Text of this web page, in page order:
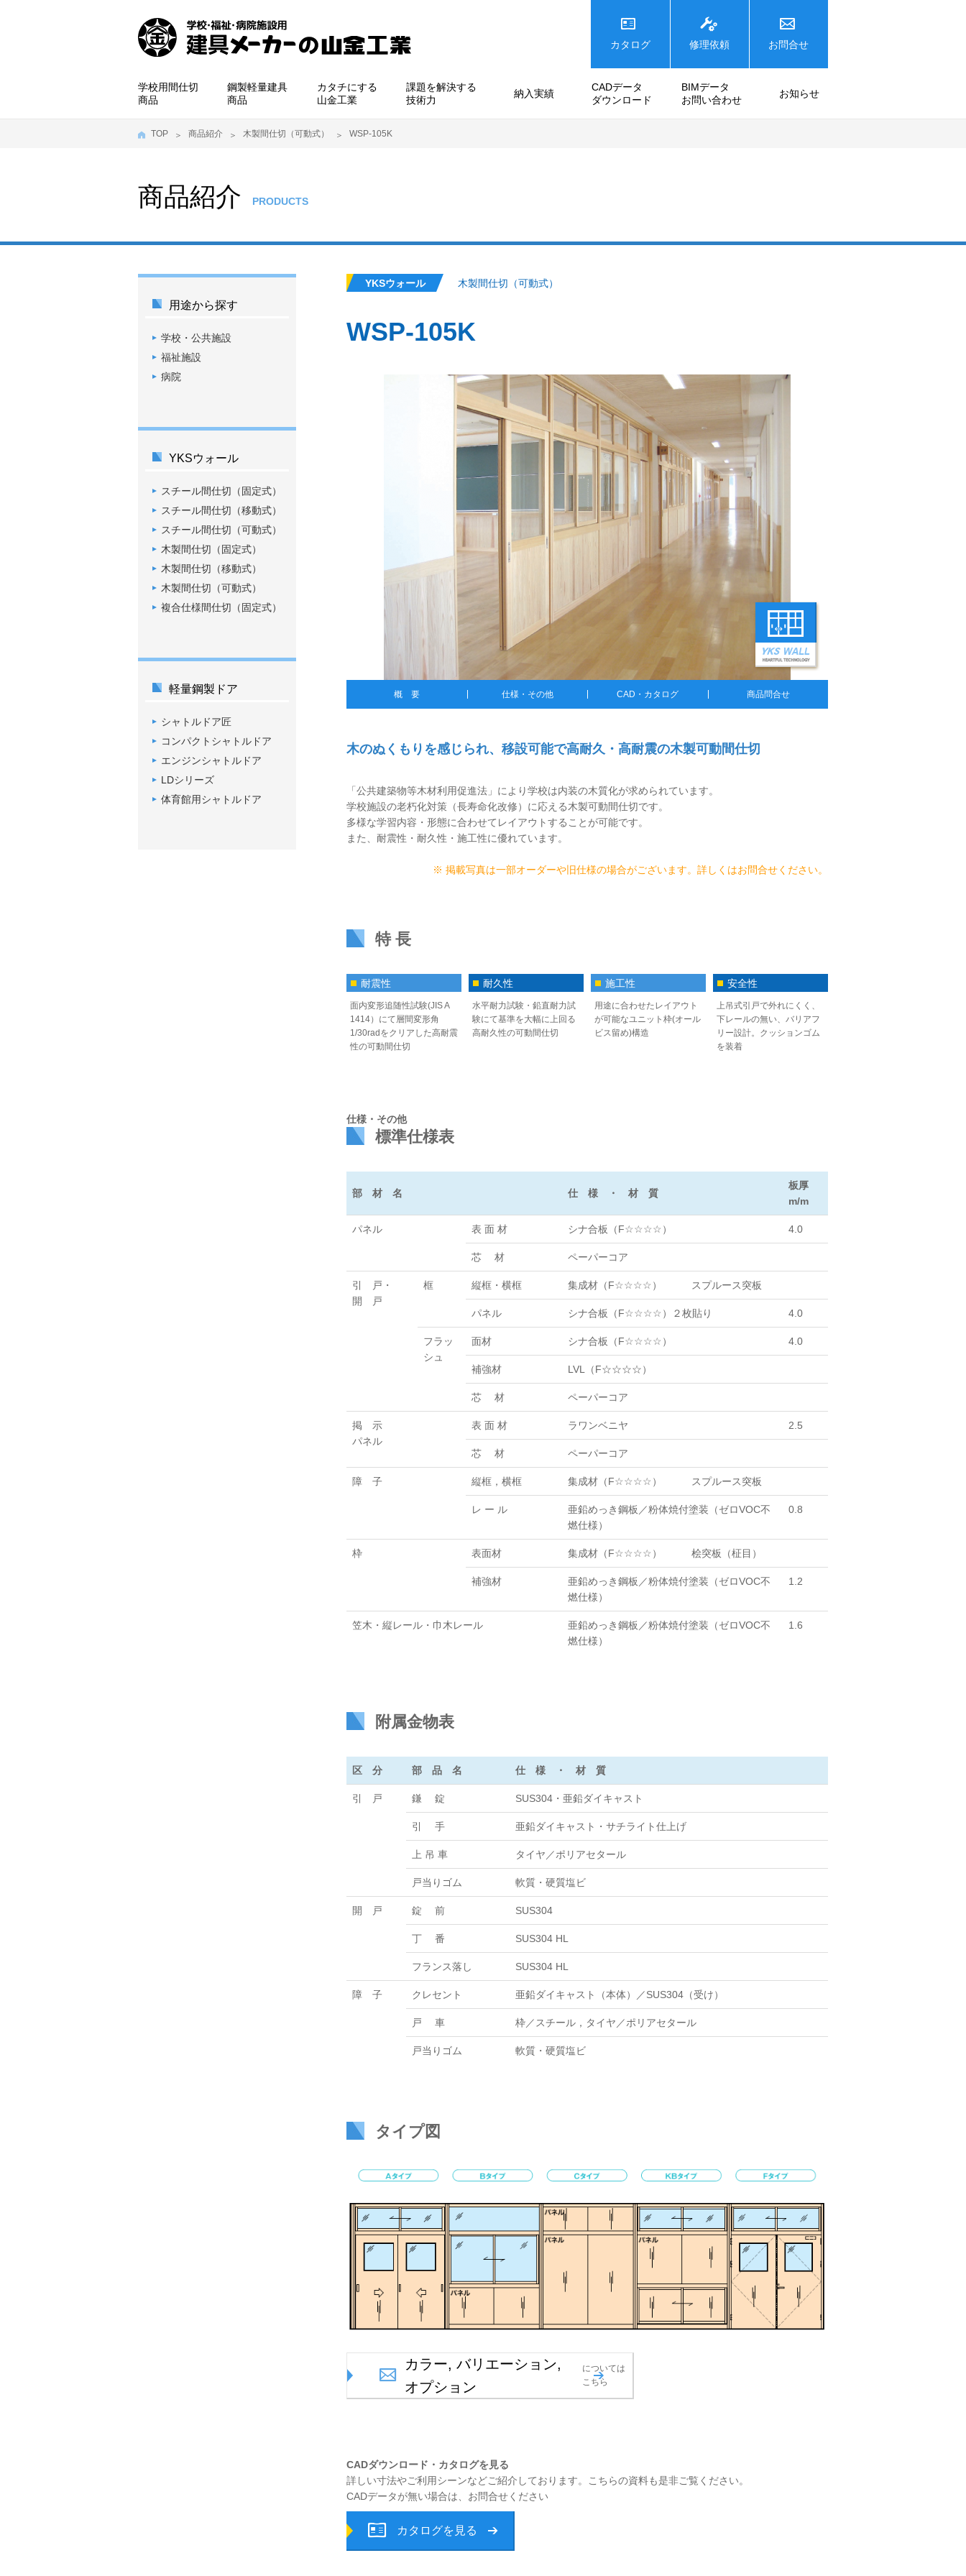
カタログ 修理依頼 お問合せ
学校用間仕切
商品
鋼製軽量建具
商品
カタチにする
山金工業
課題を解決する
技術力
納入実績
CADデータ
ダウンロード
BIMデータ
お問い合わせ
お知らせ
TOP 商品紹介 木製間仕切（可動式） WSP-105K
商品紹介 PRODUCTS
用途から探す
学校・公共施設
福祉施設
病院
YKSウォール
スチール間仕切（固定式）
スチール間仕切（移動式）
スチール間仕切（可動式）
木製間仕切（固定式）
木製間仕切（移動式）
木製間仕切（可動式）
複合仕様間仕切（固定式）
軽量鋼製ドア
シャトルドア匠
コンパクトシャトルドア
エンジンシャトルドア
LDシリーズ
体育館用シャトルドア
YKSウォール 木製間仕切（可動式）
WSP-105K
概 要 仕様・その他 CAD・カタログ 商品問合せ
木のぬくもりを感じられ、移設可能で高耐久・高耐震の木製可動間仕切
「公共建築物等木材利用促進法」により学校は内装の木質化が求められています。
学校施設の老朽化対策（長寿命化改修）に応える木製可動間仕切です。
多様な学習内容・形態に合わせてレイアウトすることが可能です。
また、耐震性・耐久性・施工性に優れています。
※ 掲載写真は一部オーダーや旧仕様の場合がございます。詳しくはお問合せください。
特 長
耐震性
面内変形追随性試験(JIS A
1414）にて層間変形角
1/30radをクリアした高耐震
性の可動間仕切
耐久性
水平耐力試験・鉛直耐力試
験にて基準を大幅に上回る
高耐久性の可動間仕切
施工性
用途に合わせたレイアウト
が可能なユニット枠(オール
ビス留め)構造
安全性
上吊式引戸で外れにくく、
下レールの無い、バリアフ
リー設計。クッションゴム
を装着
仕様・その他
標準仕様表
部 材 名 仕 様 ・ 材 質
板厚
m/m
パネル 表 面 材 シナ合板（F☆☆☆☆） 4.0
芯 材 ペーパーコア
引 戸・
開 戸
框 縦框・横框 集成材（F☆☆☆☆） スプルース突板
パネル シナ合板（F☆☆☆☆）２枚貼り 4.0
フラッ
シュ
面材 シナ合板（F☆☆☆☆） 4.0
補強材 LVL（F☆☆☆☆）
芯 材 ペーパーコア
掲 示
パネル
表 面 材 ラワンベニヤ 2.5
芯 材 ペーパーコア
障 子 縦框，横框 集成材（F☆☆☆☆） スプルース突板
レ ー ル
亜鉛めっき鋼板／粉体焼付塗装（ゼロVOC不
燃仕様）
0.8
枠 表面材 集成材（F☆☆☆☆） 桧突板（柾目）
補強材
亜鉛めっき鋼板／粉体焼付塗装（ゼロVOC不
燃仕様）
1.2
笠木・縦レール・巾木レール
亜鉛めっき鋼板／粉体焼付塗装（ゼロVOC不
燃仕様）
1.6
附属金物表
区 分 部 品 名 仕 様 ・ 材 質
引 戸 鎌 錠 SUS304・亜鉛ダイキャスト
引 手 亜鉛ダイキャスト・サチライト仕上げ
上 吊 車 タイヤ／ポリアセタール
戸当りゴム 軟質・硬質塩ビ
開 戸 錠 前 SUS304
丁 番 SUS304 HL
フランス落し SUS304 HL
障 子 クレセント 亜鉛ダイキャスト（本体）／SUS304（受け）
戸 車 枠／スチール，タイヤ／ポリアセタール
戸当りゴム 軟質・硬質塩ビ
タイプ図
カラー, バリエーション,
オプション
については
こちら
CADダウンロード・ カタログを見る
詳しい寸法やご利用シーンなどご紹介しております。こちらの資料も是非ご覧ください。
CADデータが無い場合は、お問合せください
カタログを見る